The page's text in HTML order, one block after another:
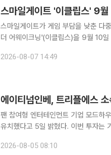
스마일게이트 '이클립스' 9
스마일게이트가 게임 부담을 낮춘 다
더 어웨이크닝'(이클립스)을 9월 10일 정식 출시한다. 스마일게이트
'에데리온'과 그 이면의 세계 '오르테
2026-08-07 14:49
에이티넘인베, 트리플에스
팬 참여형 엔터테인먼트 기업 모드하우
유치했다고 5일 밝혔다. 이번 투자는
스트먼트가 참여한 시리즈 B 라운드
2026-08-05 08:10